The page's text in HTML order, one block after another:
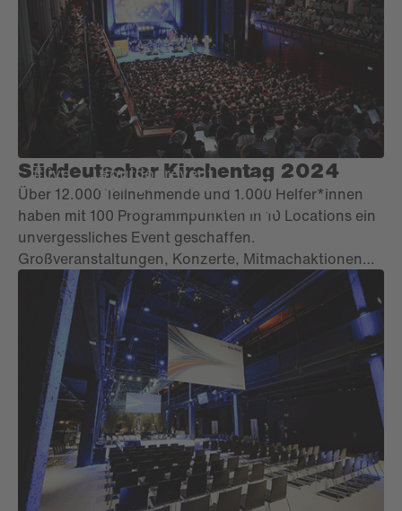
Neuapostolische Kirche
Süddeutschland
#live #outdoorevent
Süddeutscher Kirchentag 2024
Über 12.000 Teilnehmende und 1.000 Helfer*innen
haben mit 100 Programmpunkten in 10 Locations ein
unvergessliches Event geschaffen.
Großveranstaltungen, Konzerte, Mitmachaktionen
und spannende Aktivitäten in der gesamten Stadt –
alles bei strahlendem Sonnenschein. Zum krönenden
Abschluss fand ein hybrider Gottesdienst mit 30.000
Personen statt.